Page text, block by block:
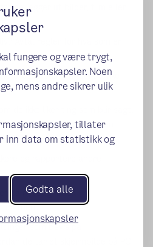
fungere og være trygt,
Noen
mens andre sikrer ulik
tillater
inn data om statistikk og
Godta alle
de legger ut bilder, film eller
fra folk de ikke
de ikke liker ting som blir sagt,
eller dersom en annen
liker.
og rapportere andre
på nett og mobil -
uaktuelt.
som bevis på